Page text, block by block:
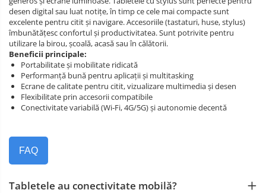
desen digital sau luat notițe, în timp ce cele mai compacte sunt
excelente pentru citit și navigare. Accesoriile (tastaturi, huse, stylus)
îmbunătățesc confortul și productivitatea. Sunt potrivite pentru
utilizare la birou, școală, acasă sau în călătorii.
Beneficii principale:
Portabilitate și mobilitate ridicată
Performanță bună pentru aplicații și multitasking
Ecrane de calitate pentru citit, vizualizare multimedia și desen
Flexibilitate prin accesorii compatibile
Conectivitate variabilă (Wi‑Fi, 4G/5G) și autonomie decentă
FAQ
Tabletele au conectivitate mobilă?